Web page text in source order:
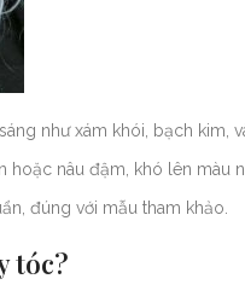
như xám khói, bạch kim,
hoặc nâu đậm, khó lên màu
đúng với mẫu tham khảo.
tóc?